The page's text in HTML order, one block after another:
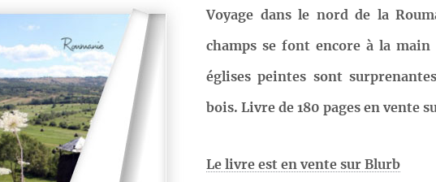
Voyage dans le nord de la
champs se font encore à la main
églises peintes sont
bois. Livre de 180 pages en vente
Le livre est en vente sur Blurb